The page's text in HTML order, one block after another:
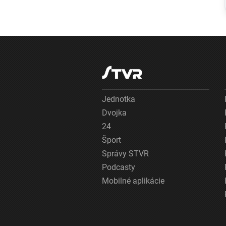
Francúzsku aj
Jednotka
Dvojka
24
Šport
Správy STVR
Podcasty
Mobilné aplikácie